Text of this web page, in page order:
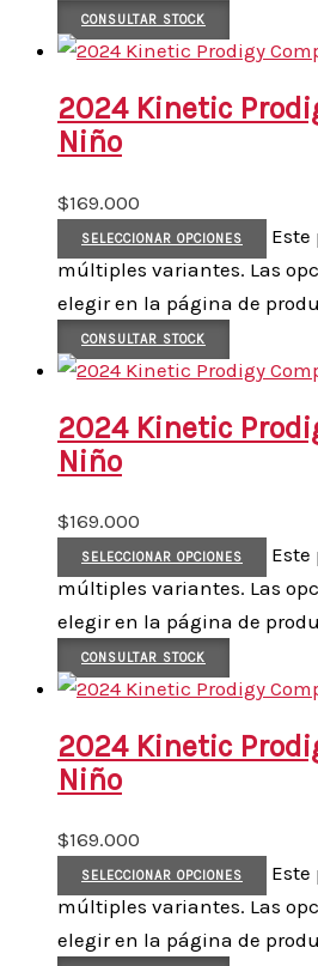
CONSULTAR STOCK
2024 Kinetic
Niño
$169.000
SELECCIONAR OPCIONES
múltiples variantes. Las
elegir en la página de
CONSULTAR STOCK
2024 Kinetic
Niño
$169.000
SELECCIONAR OPCIONES
múltiples variantes. Las
elegir en la página de
CONSULTAR STOCK
2024 Kinetic
Niño
$169.000
SELECCIONAR OPCIONES
múltiples variantes. Las
elegir en la página de